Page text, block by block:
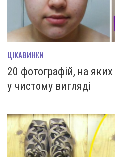
ЦІКАВИНКИ
20 фотографій, на
у чистому вигляді